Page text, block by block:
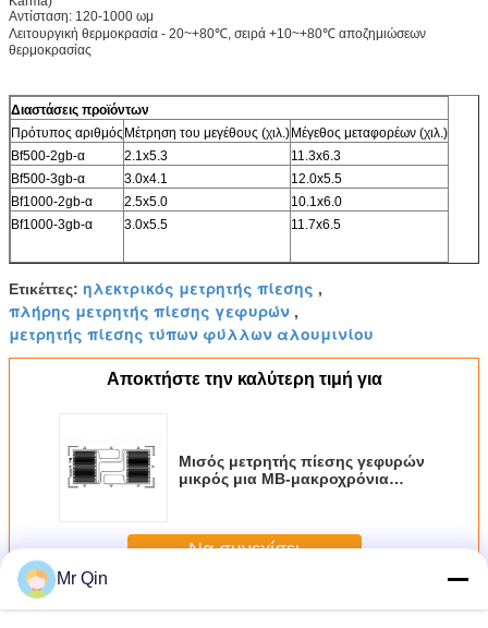
Αντίσταση: 120-1000 ωμ
Λειτουργική θερμοκρασία - 20~+80℃, σειρά +10~+80℃ αποζημιώσεων
θερμοκρασίας
Διαστάσεις προϊόντων
Πρότυπος αριθμός Μέτρηση του μεγέθους (χιλ.)Μέγεθος μεταφορέων (χιλ.)
Bf500-2gb-α
2.1x5.3
11.3x6.3
Bf500-3gb-α
3.0x4.1
12.0x5.5
Bf1000-2gb-α
2.5x5.0
10.1x6.0
Bf1000-3gb-α
3.0x5.5 11.7x6.5
Ετικέττες: ηλεκτρικός μετρητής πίεσης ,
πλήρης μετρητής πίεσης γεφυρών ,
μετρητής πίεσης τύπων φύλλων αλουμινίου
Αποκτήστε την καλύτερη τιμή για
Μισός μετρητής πίεσης γεφυρών
μικρός μια ΜΒ-μακροχρόνια
Να συνεχίσει
ΠερισσότεροιΜετρητής πίεσης φύλλων αλουμινίου
Mr Qin